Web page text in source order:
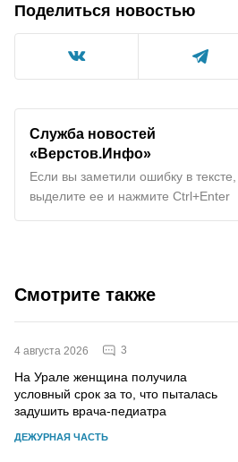
Поделиться новостью
Служба новостей
«Верстов.Инфо»
Если вы заметили ошибку в тексте,
выделите ее и нажмите Ctrl+Enter
Смотрите также
4 августа 2026 3
На Урале женщина получила
условный срок за то, что пыталась
задушить врача-педиатра
ДЕЖУРНАЯ ЧАСТЬ